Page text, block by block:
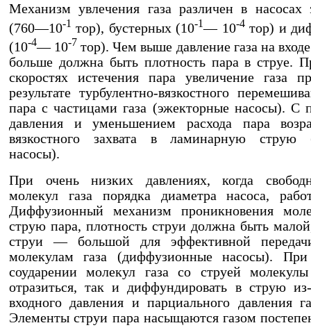
Механизм увлечения газа различен в насосах
(760—10-1 тор), бустерных (10-1— 10-4тор) и
(10-4— 10-7 тор). Чем выше давление газа на
больше должна быть плотность пара в струе.
скоростях истечения пара увеличение газа
результате турбулентно-вязкостного
пара с частицами газа (эжекторные насосы). С
давления и уменьшением расхода пара
вязкостного захвата в ламинарную струю
насосы).
При очень низких давлениях, когда
молекул газа порядка диаметра насоса,
Диффузионный механизм проникновения
струю пара, плотность струи должна быть
струи — большой для эффективной
молекулам газа (диффузионные насосы). При
соударении молекул газа со струей
отразиться, так и диффундировать в струю
входного давления и парциального давления
Элементы струи пара насыщаются газом